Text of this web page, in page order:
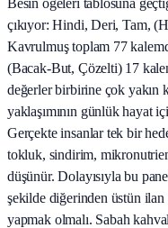
çıkıyor: Hindi, Deri, Tam,
Kavrulmuş toplam 77
(Bacak‑But, Çözelti) 17
değerler birbirine çok yakın
yaklaşımının günlük hayat
Gerçekte insanlar tek bir
tokluk, sindirim,
düşünür. Dolayısıyla bu
şekilde diğerinden üstün
yapmak olmalı. Sabah